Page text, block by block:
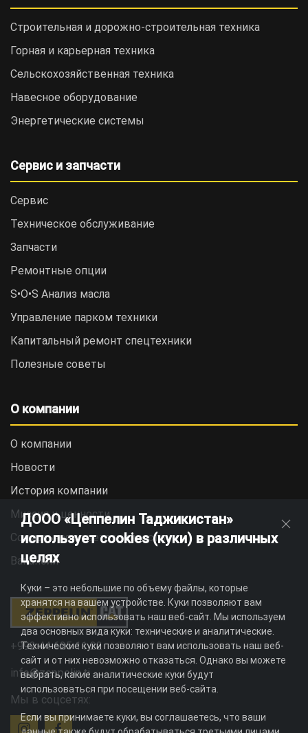
Строительная и дорожно-cтроительная техника
Горная и карьерная техника
Сельскохозяйственная техника
Навесное оборудование
Энергетические системы
Сервис и запчасти
Сервис
Техническое обслуживание
Запчасти
Ремонтные опции
S•O•S Анализ масла
Управление парком техники
Капитальный ремонт спецтехники
Полезные советы
О компании
О компании
Новости
История компании
Миссия и ценности
Социальная ответственность
Вакансии
+992 44 625 11 22
info@zeppelin.tj
Мы в соцсетях:
ДООО «Цеппелин Таджикистан»
использует cookies (куки) в различных
целях
Куки – это небольшие по объему файлы, которые
хранятся на вашем устройстве. Куки позволяют вам
эффективно использовать наш веб-сайт. Мы используем
два основных вида куки: технические и аналитические.
Технические куки позволяют вам использовать наш веб-
сайт и от них невозможно отказаться. Однако вы можете
выбрать, какие аналитические куки будут
использоваться при посещении веб-сайта.
Если вы принимаете куки, вы соглашаетесь, что ваши